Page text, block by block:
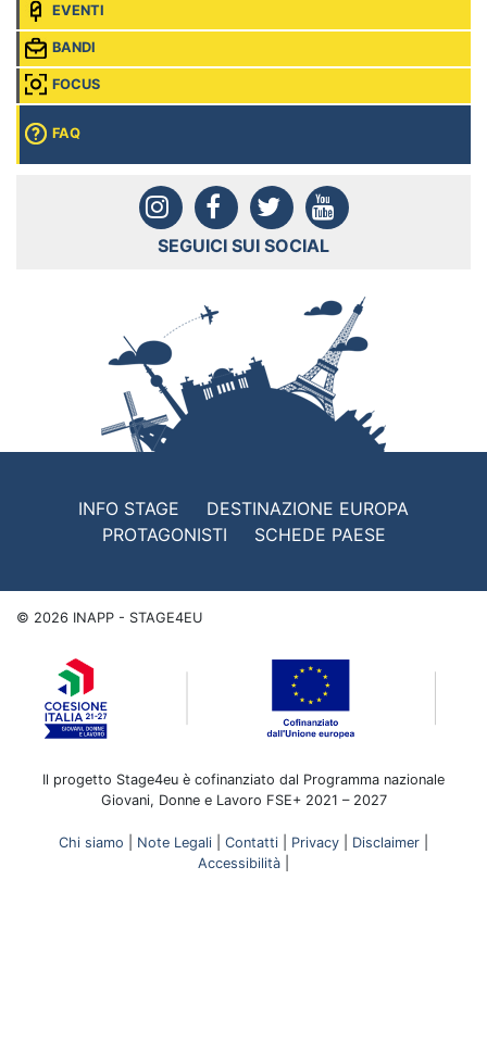
EVENTI
BANDI
FOCUS
FAQ
SEGUICI SUI SOCIAL
INFO STAGE
DESTINAZIONE EUROPA
PROTAGONISTI
SCHEDE PAESE
© 2026 INAPP - STAGE4EU
Il progetto Stage4eu è cofinanziato dal Programma nazionale
Giovani, Donne e Lavoro FSE+ 2021 – 2027
Chi siamo Note Legali Contatti Privacy Disclaimer
Accessibilità